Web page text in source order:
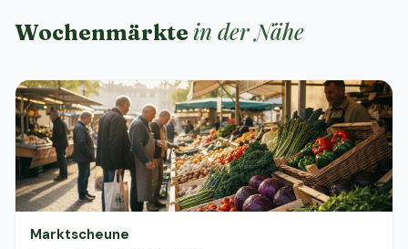
Wochenmärkte in der Nähe
Marktscheune